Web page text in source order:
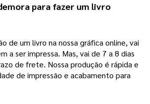
para fazer um livro
de um livro na nossa gráfica online, vai
a ser impressa. Mas, vai de 7 a 8 dias
de frete. Nossa produção é rápida e
de impressão e acabamento para